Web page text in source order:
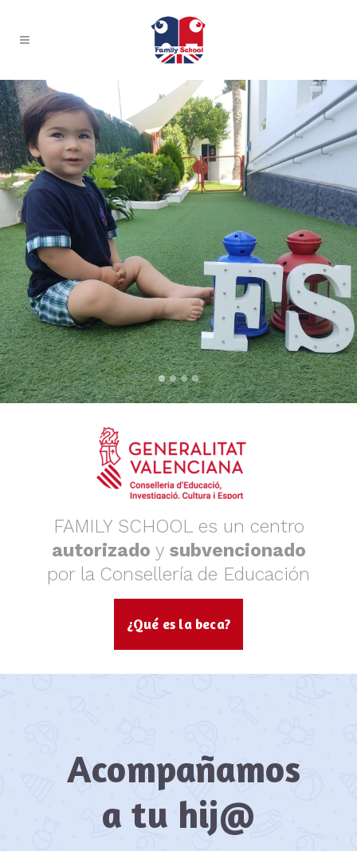
FAMILY SCHOOL es un centro
autorizado y subvencionado
por la Consellería de Educación
¿Qué es la beca?
Acompañamos
a tu hij@